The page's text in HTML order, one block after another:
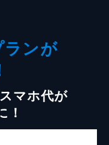
ンが
マホ代が
！